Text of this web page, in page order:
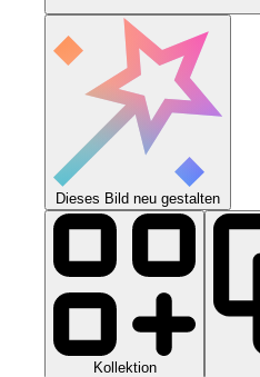
Dieses Bild neu gestalten
Kollektion